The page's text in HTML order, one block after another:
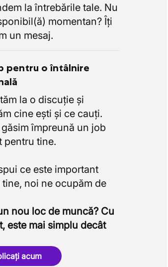
la întrebările tale. Nu
momentan? Îți
un mesaj.
pentru o întâlnire
la o discuție și
cine ești și ce cauți.
împreună un job
pentru tine.
ce este important
noi ne ocupăm de
nou loc de muncă? Cu
este mai simplu decât
acum